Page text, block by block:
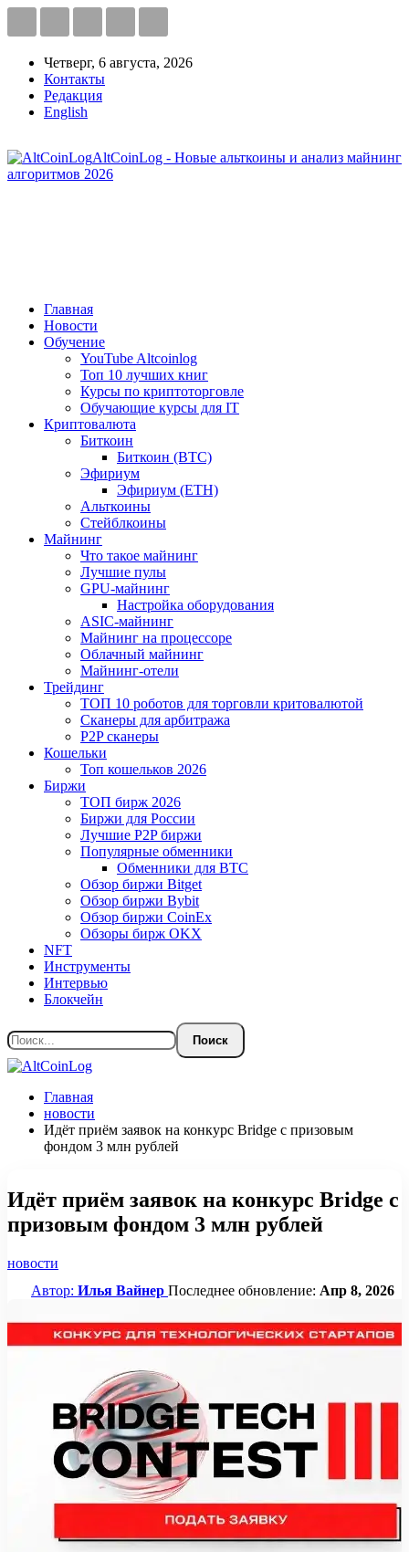
Четверг, 6 августа, 2026
Контакты
Редакция
English
AltCoinLog - Новые альткоины и анализ майнинг
алгоритмов 2026
Главная
Новости
Обучение
YouTube Altcoinlog
Топ 10 лучших книг
Курсы по криптоторговле
Обучающие курсы для IT
Криптовалюта
Биткоин
Биткоин (BTC)
Эфириум
Эфириум (ETH)
Альткоины
Стейблкоины
Майнинг
Что такое майнинг
Лучшие пулы
GPU-майнинг
Настройка оборудования
ASIC-майнинг
Майнинг на процессоре
Облачный майнинг
Майнинг-отели
Трейдинг
ТОП 10 роботов для торговли критовалютой
Сканеры для арбитража
P2P сканеры
Кошельки
Топ кошельков 2026
Биржи
ТОП бирж 2026
Биржи для России
Лучшие P2P биржи
Популярные обменники
Обменники для BTC
Обзор биржи Bitget
Обзор биржи Bybit
Обзор биржи CoinEx
Обзоры бирж OKX
NFT
Инструменты
Интервью
Блокчейн
Главная
новости
Идёт приём заявок на конкурс Bridge с призовым
фондом 3 млн рублей
Идёт приём заявок на конкурс Bridge с
призовым фондом 3 млн рублей
новости
Автор: Илья Вайнер Последнее обновление: Апр 8, 2026